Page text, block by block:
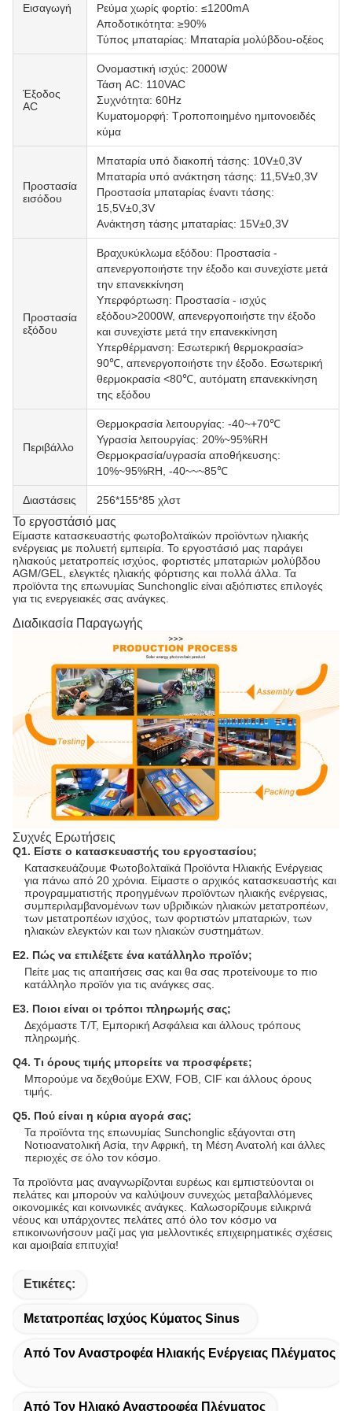
Εισαγωγή
Ρεύμα χωρίς φορτίο: ≤1200mA
Αποδοτικότητα: ≥90%
Τύπος μπαταρίας: Μπαταρία μολύβδου-οξέος
Έξοδος
AC
Ονομαστική ισχύς: 2000W
Τάση AC: 110VAC
Συχνότητα: 60Hz
Κυματομορφή: Τροποποιημένο ημιτονοειδές
κύμα
Προστασία
εισόδου
Μπαταρία υπό διακοπή τάσης: 10V±0,3V
Μπαταρία υπό ανάκτηση τάσης: 11,5V±0,3V
Προστασία μπαταρίας έναντι τάσης:
15,5V±0,3V
Ανάκτηση τάσης μπαταρίας: 15V±0,3V
Προστασία
εξόδου
Βραχυκύκλωμα εξόδου: Προστασία -
απενεργοποιήστε την έξοδο και συνεχίστε μετά
την επανεκκίνηση
Υπερφόρτωση: Προστασία - ισχύς
εξόδου>2000W, απενεργοποιήστε την έξοδο
και συνεχίστε μετά την επανεκκίνηση
Υπερθέρμανση: Εσωτερική θερμοκρασία>
90℃, απενεργοποιήστε την έξοδο. Εσωτερική
θερμοκρασία <80℃, αυτόματη επανεκκίνηση
της εξόδου
Περιβάλλο
Θερμοκρασία λειτουργίας: -40~+70℃
Υγρασία λειτουργίας: 20%~95%RH
Θερμοκρασία/υγρασία αποθήκευσης:
10%~95%RH, -40~~~85℃
Διαστάσεις 256*155*85 χλστ
Το εργοστάσιό μας
Είμαστε κατασκευαστής φωτοβολταϊκών προϊόντων ηλιακής
ενέργειας με πολυετή εμπειρία. Το εργοστάσιό μας παράγει
ηλιακούς μετατροπείς ισχύος, φορτιστές μπαταριών μολύβδου
AGM/GEL, ελεγκτές ηλιακής φόρτισης και πολλά άλλα. Τα
προϊόντα της επωνυμίας Sunchonglic είναι αξιόπιστες επιλογές
για τις ενεργειακές σας ανάγκες.
Διαδικασία Παραγωγής
Συχνές Ερωτήσεις
Q1. Είστε ο κατασκευαστής του εργοστασίου;
Κατασκευάζουμε Φωτοβολταϊκά Προϊόντα Ηλιακής Ενέργειας
για πάνω από 20 χρόνια. Είμαστε ο αρχικός κατασκευαστής και
προγραμματιστής προηγμένων προϊόντων ηλιακής ενέργειας,
συμπεριλαμβανομένων των υβριδικών ηλιακών μετατροπέων,
των μετατροπέων ισχύος, των φορτιστών μπαταριών, των
ηλιακών ελεγκτών και των ηλιακών συστημάτων.
Ε2. Πώς να επιλέξετε ένα κατάλληλο προϊόν;
Πείτε μας τις απαιτήσεις σας και θα σας προτείνουμε το πιο
κατάλληλο προϊόν για τις ανάγκες σας.
Ε3. Ποιοι είναι οι τρόποι πληρωμής σας;
Δεχόμαστε T/T, Εμπορική Ασφάλεια και άλλους τρόπους
πληρωμής.
Q4. Τι όρους τιμής μπορείτε να προσφέρετε;
Μπορούμε να δεχθούμε EXW, FOB, CIF και άλλους όρους
τιμής.
Q5. Πού είναι η κύρια αγορά σας;
Τα προϊόντα της επωνυμίας Sunchonglic εξάγονται στη
Νοτιοανατολική Ασία, την Αφρική, τη Μέση Ανατολή και άλλες
περιοχές σε όλο τον κόσμο.
Τα προϊόντα μας αναγνωρίζονται ευρέως και εμπιστεύονται οι
πελάτες και μπορούν να καλύψουν συνεχώς μεταβαλλόμενες
οικονομικές και κοινωνικές ανάγκες. Καλωσορίζουμε ειλικρινά
νέους και υπάρχοντες πελάτες από όλο τον κόσμο να
επικοινωνήσουν μαζί μας για μελλοντικές επιχειρηματικές σχέσεις
και αμοιβαία επιτυχία!
Ετικέτες:
Μετατροπέας Ισχύος Κύματος Sinus
Από Τον Αναστροφέα Ηλιακής Ενέργειας Πλέγματος
Από Τον Ηλιακό Αναστροφέα Πλέγματος